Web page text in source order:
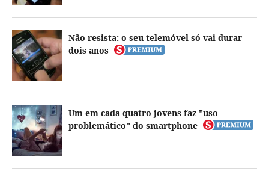
Não resista: o seu telemóvel só vai durar
dois anos
Um em cada quatro jovens faz "uso
problemático" do smartphone